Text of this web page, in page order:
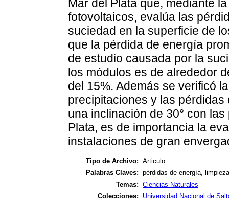
Mar del Plata que, mediante
fotovoltaicos, evalúa las
suciedad en la superficie de
que la pérdida de energía
de estudio causada por la
los módulos es de alrededor
del 15%. Además se verificó
precipitaciones y las
una inclinación de 30° con
Plata, es de importancia la
instalaciones de gran
Tipo de Archivo: Articulo
Palabras Claves: pérdidas de energía,
Temas: Ciencias Naturales
Colecciones:
Universidad Nacional de